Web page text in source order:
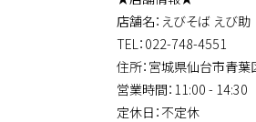
店舗名：えびそば えび助
TEL：022-748-4551
住所：宮城県仙台市青
営業時間：11:00 -
定休日：不定休